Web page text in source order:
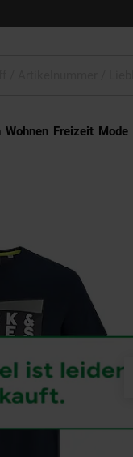
Wohnen Freizeit Mode